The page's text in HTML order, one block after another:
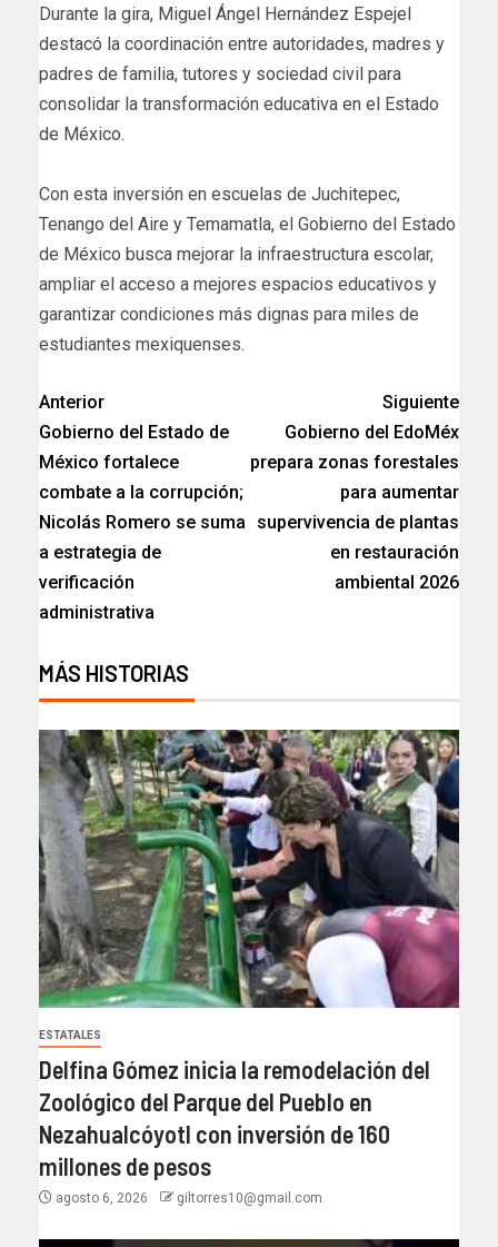
Durante la gira, Miguel Ángel Hernández Espejel
destacó la coordinación entre autoridades, madres y
padres de familia, tutores y sociedad civil para
consolidar la transformación educativa en el Estado
de México.
Con esta inversión en escuelas de Juchitepec,
Tenango del Aire y Temamatla, el Gobierno del Estado
de México busca mejorar la infraestructura escolar,
ampliar el acceso a mejores espacios educativos y
garantizar condiciones más dignas para miles de
estudiantes mexiquenses.
Anterior
Gobierno del Estado de
México fortalece
combate a la corrupción;
Nicolás Romero se suma
a estrategia de
verificación
administrativa
Siguiente
Gobierno del EdoMéx
prepara zonas forestales
para aumentar
supervivencia de plantas
en restauración
ambiental 2026
MÁS HISTORIAS
ESTATALES
Delfina Gómez inicia la remodelación del
Zoológico del Parque del Pueblo en
Nezahualcóyotl con inversión de 160
millones de pesos
agosto 6, 2026 giltorres10@gmail.com